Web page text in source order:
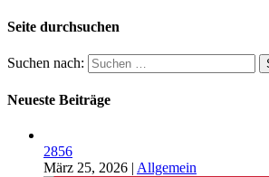
Seite durchsuchen
Suchen nach:
Neueste Beiträge
2856
März 25, 2026 | Allgemein